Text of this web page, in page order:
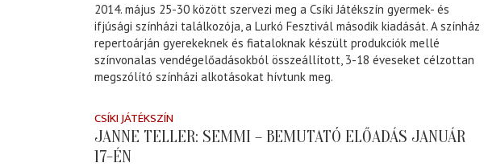
2014. május 25-30 között szervezi meg a Csíki Játékszín gyermek- és
ifjúsági színházi találkozója, a Lurkó Fesztivál második kiadását. A színház
repertoárján gyerekeknek és fiataloknak készült produkciók mellé
színvonalas vendégelőadásokból összeállított, 3-18 éveseket célzottan
megszólító színházi alkotásokat hívtunk meg.
CSÍKI JÁTÉKSZÍN
JANNE TELLER: SEMMI – BEMUTATÓ ELŐADÁS JANUÁR
17-ÉN